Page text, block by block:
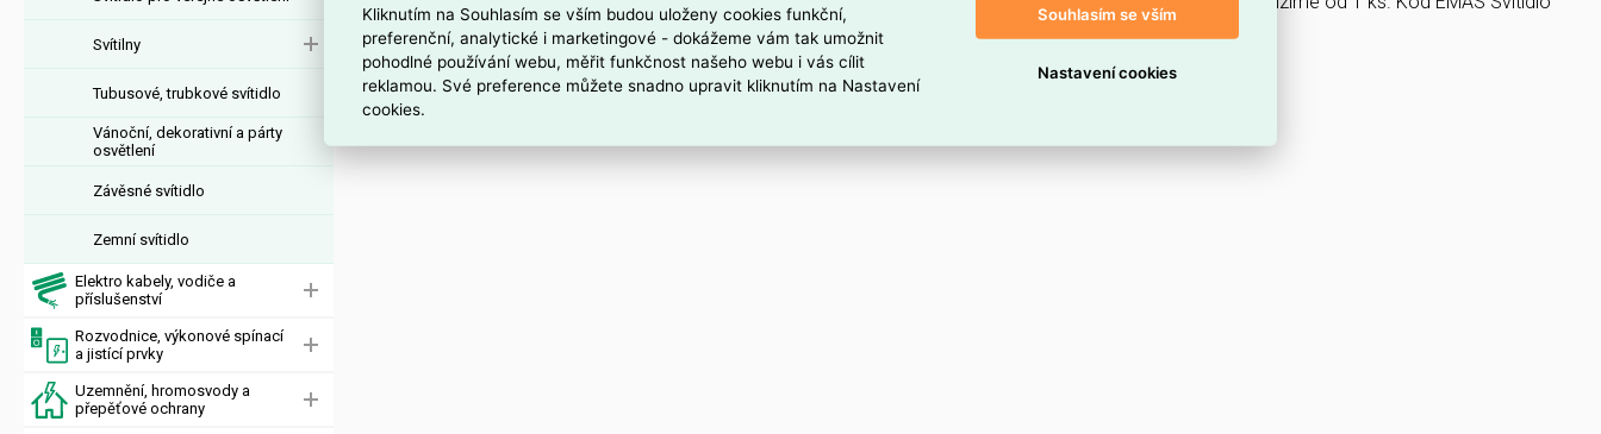
Svítilny
Tubusové, trubkové svítidlo
Vánoční, dekorativní a párty
osvětlení
Závěsné svítidlo
Zemní svítidlo
Elektro kabely, vodiče a
příslušenství
Rozvodnice, výkonové spínací
a jistící prvky
Uzemnění, hromosvody a
přepěťové ochrany
MOD273CL-L60CH3K je ELSVOS1786877.
Interní název produktu
Svítidlo MOD273CL-L60CH3K
Kliknutím na Souhlasím se vším budou uloženy cookies funkční,
preferenční, analytické i marketingové - dokážeme vám tak umožnit
pohodlné používání webu, měřit funkčnost našeho webu i vás cílit
reklamou. Své preference můžete snadno upravit kliknutím na Nastavení
cookies.
Souhlasím se vším
Nastavení cookies